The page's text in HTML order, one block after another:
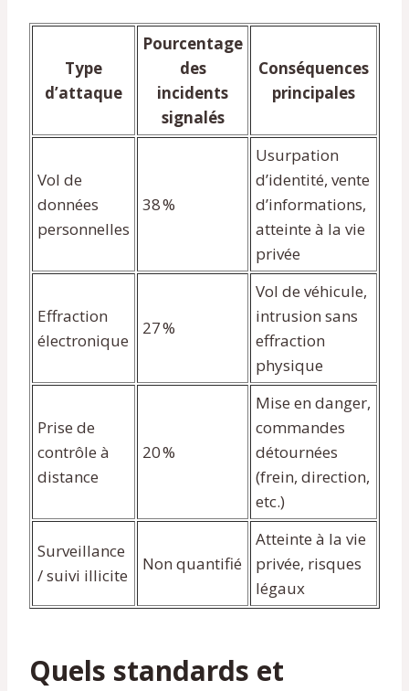
Type
d’attaque
Pourcentage
des
incidents
signalés
Conséquences
principales
Vol de
données
personnelles
38 %
Usurpation
d’identité, vente
d’informations,
atteinte à la vie
privée
Effraction
électronique
27 %
Vol de véhicule,
intrusion sans
effraction
physique
Prise de
contrôle à
distance
20 %
Mise en danger,
commandes
détournées
(frein, direction,
etc.)
Surveillance
/ suivi illicite
Non quantifié
Atteinte à la vie
privée, risques
légaux
Quels standards et